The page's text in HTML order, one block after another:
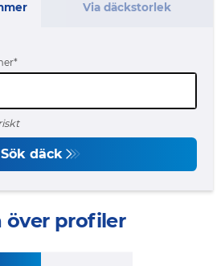
Via däckstorlek
Sök däck
över profiler